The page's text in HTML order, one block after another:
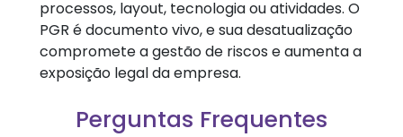
processos, layout, tecnologia ou atividades. O
PGR é documento vivo, e sua desatualização
compromete a gestão de riscos e aumenta a
exposição legal da empresa.
Perguntas Frequentes